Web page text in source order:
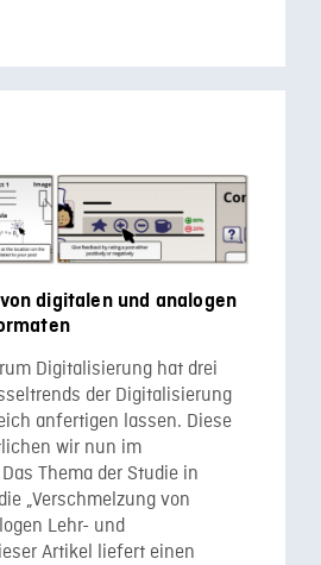
digitalen und analogen
Digitalisierung hat drei
der Digitalisierung
anfertigen lassen. Diese
wir nun im
Thema der Studie in
„Verschmelzung von
Lehr- und
Artikel liefert einen